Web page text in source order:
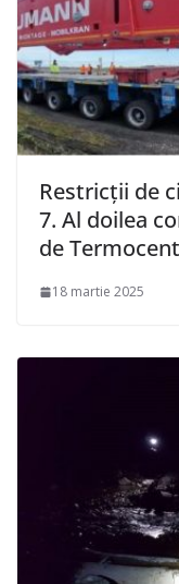
Restricții de
7. Al doilea
de
18 martie 2025